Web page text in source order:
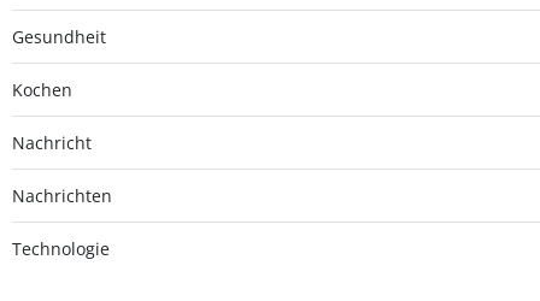
Gesundheit
Kochen
Nachricht
Nachrichten
Technologie